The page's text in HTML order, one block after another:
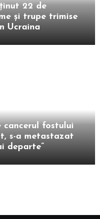
22 de
și trupe trimise
Ucraina
cancerul fostului
s-a metastazat
departe”